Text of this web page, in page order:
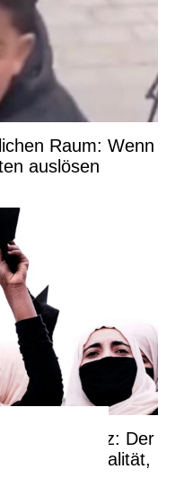
Raum: Wenn
auslösen
Der
um Neutralität,
im